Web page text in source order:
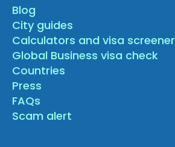
Blog
City guides
Calculators and visa
Global Business visa check
Countries
Press
FAQs
Scam alert